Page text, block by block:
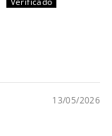
13/05/2026